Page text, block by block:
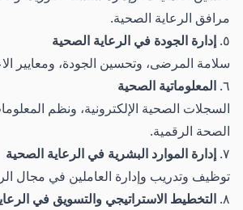
مرافق الرعاية الصحية.
٥. إدارة الجودة في الرعاية الصحية
سلامة المرضى، وتحسين الجودة، ومعايير
٦. المعلوماتية الصحية
السجلات الصحية الإلكترونية، ونظم
الصحة الرقمية.
٧. إدارة الموارد البشرية في الرعاية الصحية
توظيف وتدريب وإدارة العاملين في مجال
٨. التخطيط الاستراتيجي والتسويق في